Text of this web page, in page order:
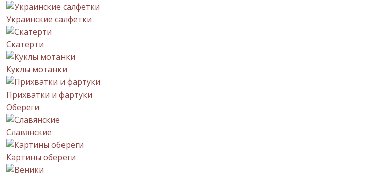
Украинские салфетки
Скатерти
Куклы мотанки
Прихватки и фартуки
Обереги
Славянские
Картины обереги